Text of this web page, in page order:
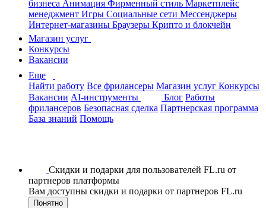
бизнеса Анимация Фирменный стиль Маркетплейс
менеджмент Игры Социальные сети Мессенджеры
Интернет-магазины Браузеры Крипто и блокчейн
Магазин услуг
Конкурсы
Вакансии
Еще
Найти работу Все фрилансеры Магазин услуг Конкурсы
Вакансии AI-инструменты Блог Работы
фрилансеров Безопасная сделка Партнерская программа
База знаний Помощь
Скидки и подарки для пользователей FL.ru от
партнеров платформы
Вам доступны скидки и подарки от партнеров FL.ru
Понятно